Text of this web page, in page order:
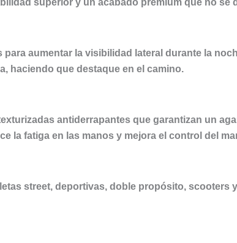
superior y un acabado premium que no
para aumentar la visibilidad lateral durante la
haciendo que destaque en el camino.
antiderrapantes que garantizan un
la fatiga en las manos y mejora el control del
street, deportivas, doble propósito, scooters